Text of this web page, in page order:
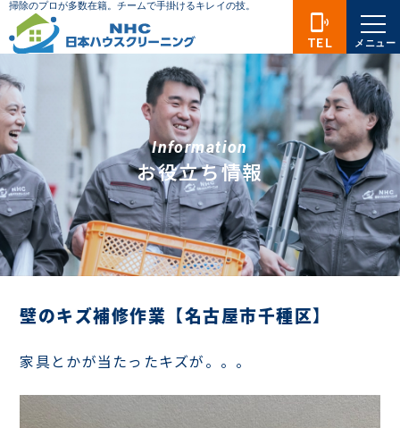
Information
お役立ち情報
壁のキズ補修作業【名古屋市千種区】
家具とかが当たったキズが。。。
phonelink_ring
TEL メニュー